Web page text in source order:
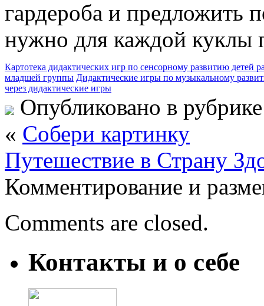
гардероба и предложить
нужно для каждой куклы
Картотека дидактических игр по сенсорному развитию детей
младшей группы Дидактические игры по музыкальному
через дидактические игры
Опубликовано в
« Собери картинку
Путешествие в Страну
Комментирование и
Comments are closed.
Контакты и о себе